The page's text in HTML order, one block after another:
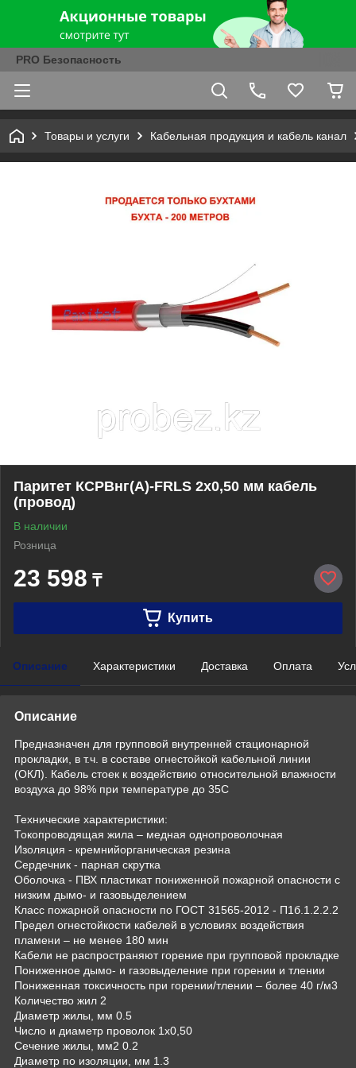
PRO Безопасность
Товары и услуги Кабельная продукция и кабель канал
Паритет КСРВнг(А)-FRLS 2х0,50 мм кабель
(провод)
В наличии
Розница
23 598 ₸
Купить
Описание Характеристики Доставка Оплата
Описание
Предназначен для групповой внутренней стационарной
прокладки, в т.ч. в составе огнестойкой кабельной линии
(ОКЛ). Кабель стоек к воздействию относительной влажности
воздуха до 98% при температуре до 35С
Технические характеристики:
Токопроводящая жила – медная однопроволочная
Изоляция - кремнийорганическая резина
Сердечник - парная скрутка
Оболочка - ПВХ пластикат пониженной пожарной опасности с
низким дымо- и газовыделением
Класс пожарной опасности по ГОСТ 31565-2012 - П1б.1.2.2.2
Предел огнестойкости кабелей в условиях воздействия
пламени – не менее 180 мин
Кабели не распространяют горение при групповой прокладке
Пониженное дымо- и газовыделение при горении и тлении
Пониженная токсичность при горении/тлении – более 40 г/м3
Количество жил 2
Диаметр жилы, мм 0.5
Число и диаметр проволок 1х0,50
Сечение жилы, мм2 0.2
Диаметр по изоляции, мм 1.3